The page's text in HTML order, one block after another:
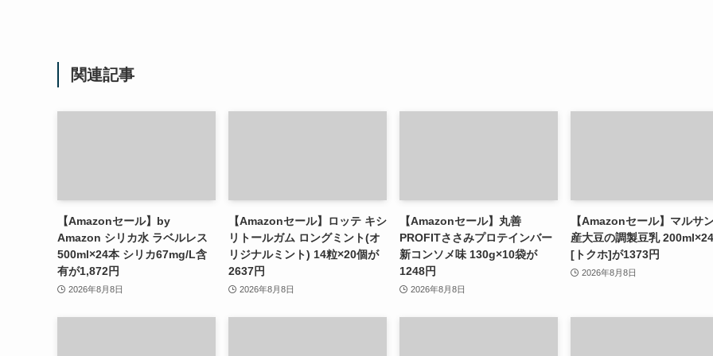
関連記事
【Amazonセール】by
Amazon シリカ水 ラベルレス
500ml×24本 シリカ67mg/L含
有が1,872円
2026年8月8日
【Amazonセール】ロッテ キシ
リトールガム ロングミント(オ
リジナルミント) 14粒×20個が
2637円
2026年8月8日
【Amazonセール】丸善
PROFITささみプロテインバー
新コンソメ味 130g×10袋が
1248円
2026年8月8日
【Amazonセール】マルサ
産大豆の調製豆乳
[トクホ]が1373円
2026年8月8日